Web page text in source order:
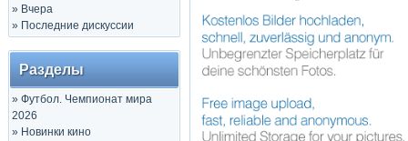
» Вчера
» Последние дискуссии
Разделы
» Футбол. Чемпионат мира
2026
» Новинки кино